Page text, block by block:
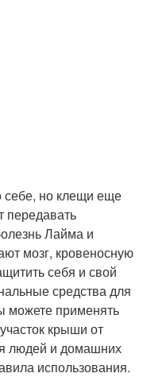
себе, но клещи еще
передавать
Лайма и
мозг, кровеносную
себя и свой
средства для
можете применять
крыши от
людей и домашних
использования.